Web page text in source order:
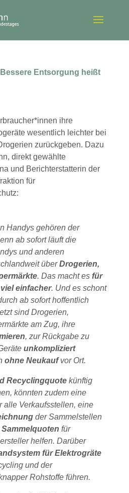
Entsorgung heißt
ihre
wesentlich leichter bei
zurückgeben. Dazu
direkt gewählte
und Berichterstatterin der
für
Handys gehören der
ab sofort läuft die
und anderen
überDrogerien,
. Das macht es für
einfacher. Und es schont
ab sofort hoffentlich
sind Drogerien,
am Zug, ihre
, zur Rückgabe zu
unkompliziert
ohne Neukaufvor Ort.
Recyclingquotekünftig
könnten zudem eine
alle Verkaufsstellen, eine
der Sammelstellen
für
helfen. Darüber
für Elektrogräte
und der
Rohstoffe führen.